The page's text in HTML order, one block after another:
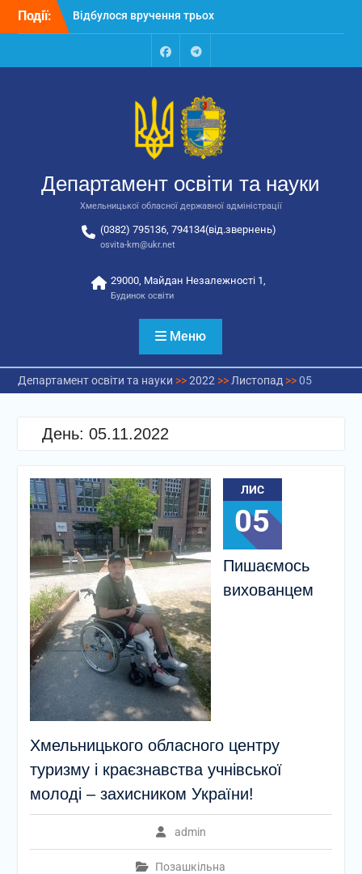
Перейти
Події:
Відбулося вручення трьох
автобусів для потреб
Відбулося засідання
освіти та науки обласної
державної адміністрації
Відбулась обласна
національно-патріотичне
виховання
FacebookTalegram
Департамент освіти та науки
Хмельницької обласної державної адміністрації
(0382) 795136, 794134(від.звернень)
osvita-km@ukr.net
29000, Майдан Незалежності 1,
Будинок освіти
Меню
Департамент освіти та науки >>2022 >> Листопад >>05
День: 05.11.2022
ЛИС
05
Пишаємось
вихованцем
Хмельницького обласного центру
туризму і краєзнавства учнівської
молоді – захисником України!
admin
Позашкільна